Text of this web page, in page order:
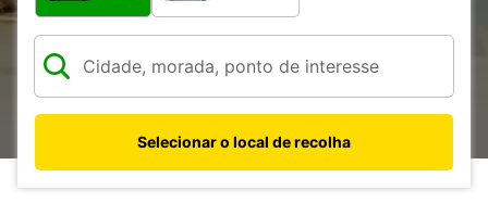
Selecionar o local de recolha